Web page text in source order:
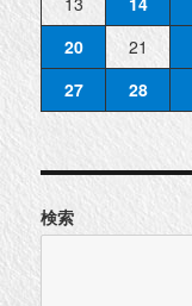
20
21
27
28
検索